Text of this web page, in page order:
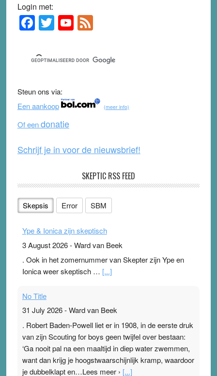
Login met:
Primary
Sidebar
F
a
c
e
b
o
o
k
T
wi
tt
er
Y
o
u
T
b
e
F
e
d
Steun ons via:
Een aankoop
(meer info)
Of eendonatie
Schrijf je in voor de nieuwsbrief!
SKEPTIC RSS FEED
Skepsis Error SBM
Ype & Ionica zijn skeptisch
3 August 2026-Ward van Beek
. Ook in het zomernummer van Skepter zijn Ype en
Ionica weer skeptisch … [...]
No Title
31 July 2026-Ward van Beek
. Robert Baden-Powell liet er in 1908, in de eerste druk
van zijn Scouting for boys geen twijfel over bestaan:
‘Ga nooit pal na een maaltijd in diep water zwemmen,
want dan krijg je hoogstwaarschijnlijk kramp, waardoor
je dubbelklapt en…Lees meer › [...]